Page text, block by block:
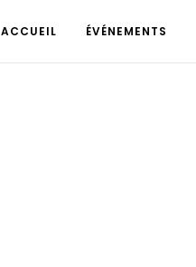
ACCUEIL ÉVÉNEMENTS